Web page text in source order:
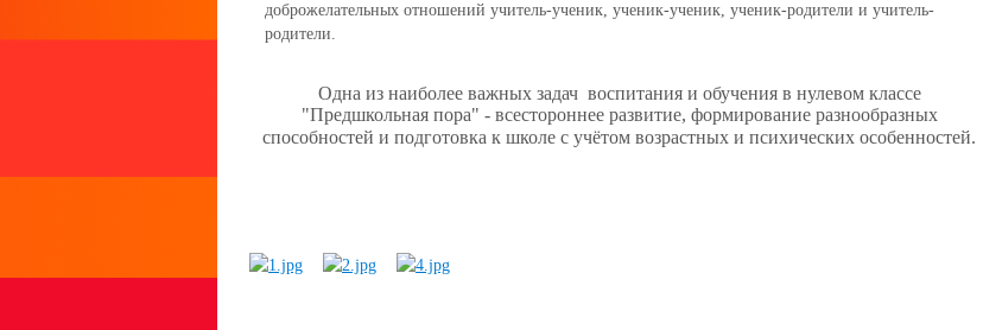
доброжелательных отношений учитель-ученик, ученик-ученик, ученик-родители и учитель-
родители.
Одна из наиболее важных задач воспитания и обучения в нулевом классе
"Предшкольная пора" - всестороннее развитие, формирование разнообразных
способностей и подготовка к школе с учётом возрастных и психических особенностей.